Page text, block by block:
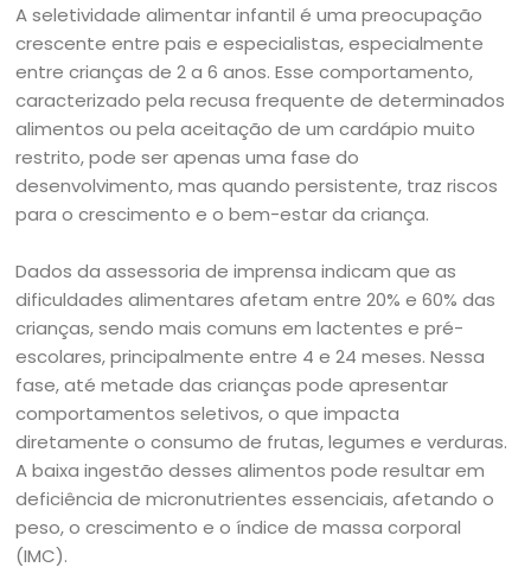
A seletividade alimentar infantil é uma preocupação
crescente entre pais e especialistas, especialmente
entre crianças de 2 a 6 anos. Esse comportamento,
caracterizado pela recusa frequente de determinados
alimentos ou pela aceitação de um cardápio muito
restrito, pode ser apenas uma fase do
desenvolvimento, mas quando persistente, traz riscos
para o crescimento e o bem-estar da criança.
Dados da assessoria de imprensa indicam que as
dificuldades alimentares afetam entre 20% e 60% das
crianças, sendo mais comuns em lactentes e pré-
escolares, principalmente entre 4 e 24 meses. Nessa
fase, até metade das crianças pode apresentar
comportamentos seletivos, o que impacta
diretamente o consumo de frutas, legumes e verduras.
A baixa ingestão desses alimentos pode resultar em
deficiência de micronutrientes essenciais, afetando o
peso, o crescimento e o índice de massa corporal
(IMC).